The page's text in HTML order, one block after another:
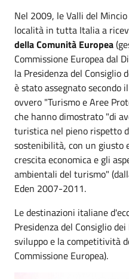
Nel 2009, le Valli del
località in tutta Italia a
della Comunità Europea
Commissione Europea dal
la Presidenza del Consiglio
è stato assegnato secondo
ovvero "Turismo e Aree
che hanno dimostrato "di
turistica nel pieno rispetto
sostenibilità, con un
crescita economica e gli
ambientali del turismo"
Eden 2007-2011.
Le destinazioni italiane
Presidenza del Consiglio
sviluppo e la competitività
Commissione Europea).